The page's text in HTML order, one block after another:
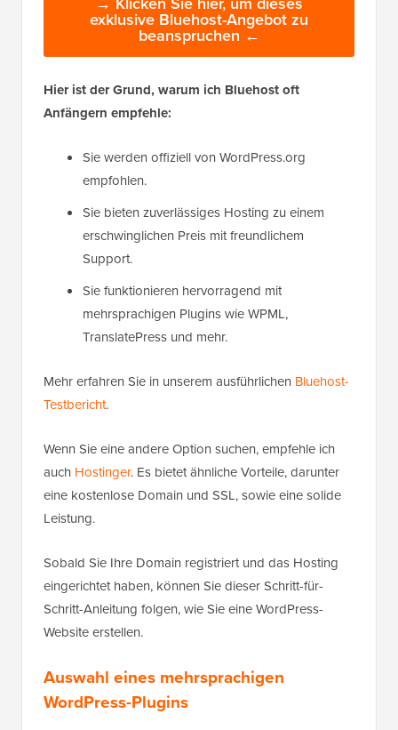
exklusive Bluehost-Angebot zu
beanspruchen ←
Hier ist der Grund, warum ich Bluehost oft
Anfängern empfehle:
Sie werden offiziell von WordPress.org
empfohlen.
Sie bieten zuverlässiges Hosting zu einem
erschwinglichen Preis mit freundlichem
Support.
Sie funktionieren hervorragend mit
mehrsprachigen Plugins wie WPML,
TranslatePress und mehr.
Mehr erfahren Sie in unserem ausführlichen Bluehost-
Testbericht.
Wenn Sie eine andere Option suchen, empfehle ich
auch Hostinger. Es bietet ähnliche Vorteile, darunter
eine kostenlose Domain und SSL, sowie eine solide
Leistung.
Sobald Sie Ihre Domain registriert und das Hosting
eingerichtet haben, können Sie dieser Schritt-für-
Schritt-Anleitung folgen, wie Sie eine WordPress-
Website erstellen.
Auswahl eines mehrsprachigen
WordPress-Plugins